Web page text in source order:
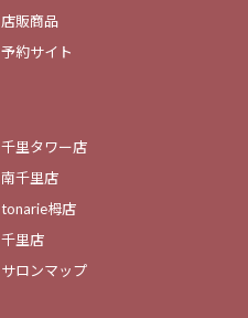
店販商品
予約サイト
千里タワー店
南千里店
tonarie栂店
千里店
サロンマップ